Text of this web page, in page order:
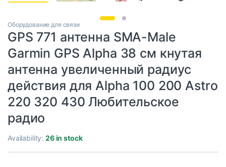
Оборудование для связи
GPS 771 антенна SMA-Male
Garmin GPS Alpha 38 см кнутая
антенна увеличенный радиус
действия для Alpha 100 200 Astro
220 320 430 Любительское
радио
Availability:26 in stock